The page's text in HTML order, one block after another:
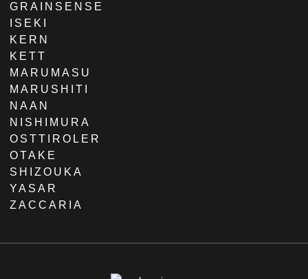
GRAINSENSE
ISEKI
KERN
KETT
MARUMASU
MARUSHITI
NAAN
NISHIMURA
OSTTIROLER
OTAKE
SHIZOUKA
YASAR
ZACCARIA